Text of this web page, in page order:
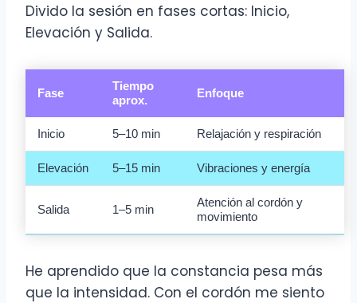
Divido la sesión en fases cortas: Inicio,
Elevación y Salida.
Fase
Tiempo
aprox.
Enfoque
Inicio 5–10 min Relajación y respiración
Elevación 5–15 min Vibraciones y energía
Salida 1–5 min
Atención al cordón y
movimiento
He aprendido que la constancia pesa más
que la intensidad. Con el cordón me siento